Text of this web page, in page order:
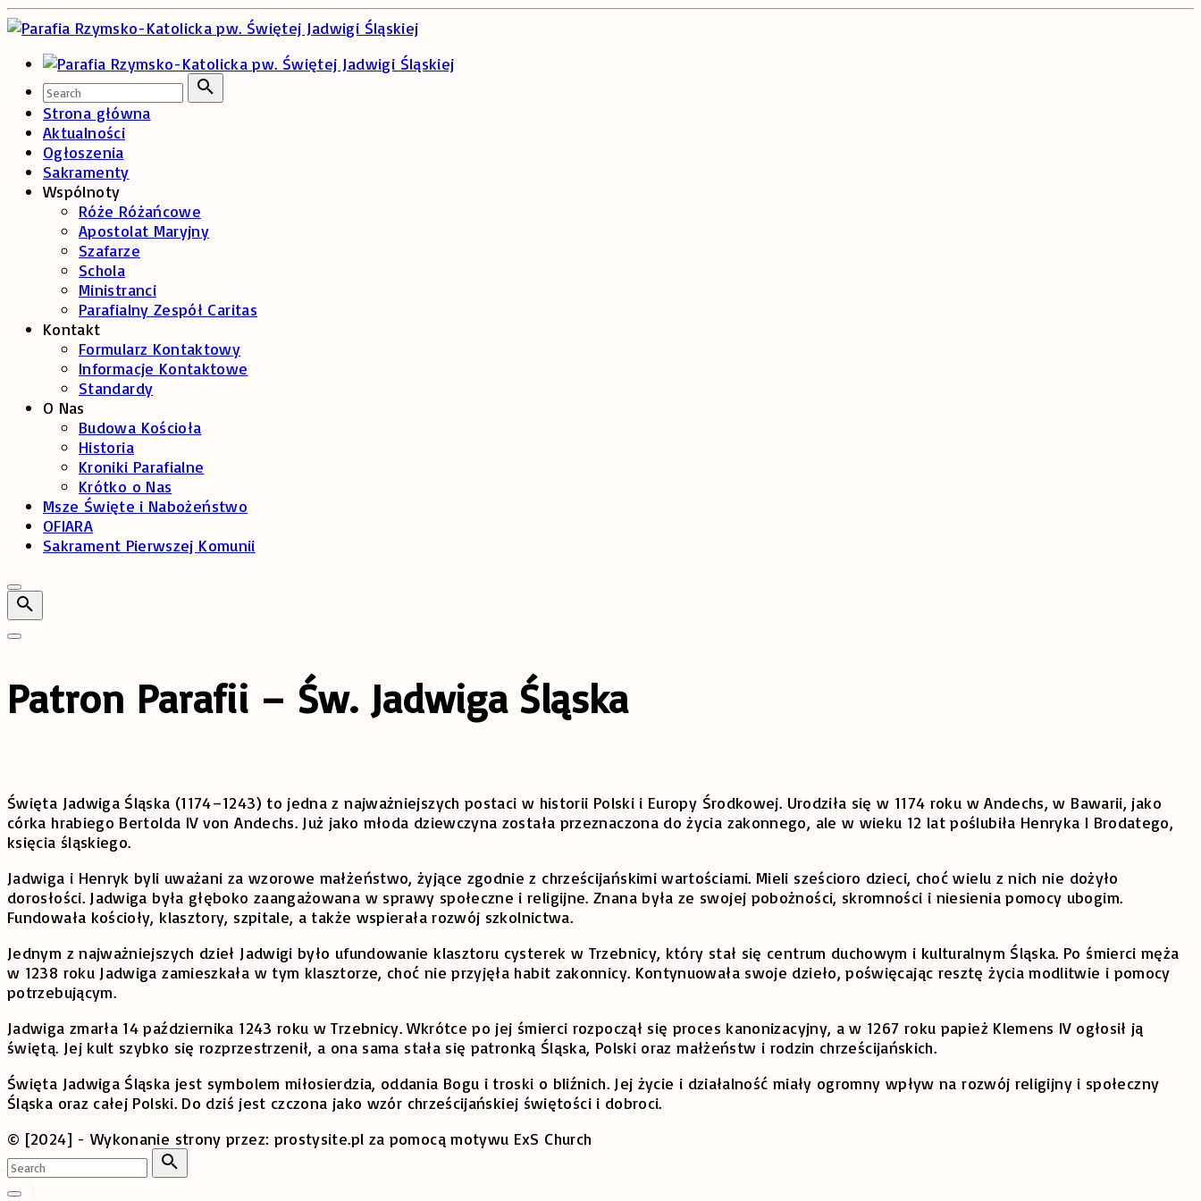
Skip
to
content
Search
Search
for:
Strona główna
Aktualności
Ogłoszenia
Sakramenty
Wspólnoty
Róże Różańcowe
Apostolat Maryjny
Szafarze
Schola
Ministranci
Parafialny Zespół Caritas
Kontakt
Formularz Kontaktowy
Informacje Kontaktowe
Standardy
O Nas
Budowa Kościoła
Historia
Kroniki Parafialne
Krótko o Nas
Msze Święte i Nabożeństwo
OFIARA
Sakrament Pierwszej Komunii
Patron Parafii – Św. Jadwiga Śląska
Święta Jadwiga Śląska (1174–1243) to jedna z najważniejszych postaci w historii Polski i Europy Środkowej. Urodziła się w 1174 roku w Andechs, w Bawarii, jako
córka hrabiego Bertolda IV von Andechs. Już jako młoda dziewczyna została przeznaczona do życia zakonnego, ale w wieku 12 lat poślubiła Henryka I Brodatego,
księcia śląskiego.
Jadwiga i Henryk byli uważani za wzorowe małżeństwo, żyjące zgodnie z chrześcijańskimi wartościami. Mieli sześcioro dzieci, choć wielu z nich nie dożyło
dorosłości. Jadwiga była głęboko zaangażowana w sprawy społeczne i religijne. Znana była ze swojej pobożności, skromności i niesienia pomocy ubogim.
Fundowała kościoły, klasztory, szpitale, a także wspierała rozwój szkolnictwa.
Jednym z najważniejszych dzieł Jadwigi było ufundowanie klasztoru cysterek w Trzebnicy, który stał się centrum duchowym i kulturalnym Śląska. Po śmierci męża
w 1238 roku Jadwiga zamieszkała w tym klasztorze, choć nie przyjęła habit zakonnicy. Kontynuowała swoje dzieło, poświęcając resztę życia modlitwie i pomocy
potrzebującym.
Jadwiga zmarła 14 października 1243 roku w Trzebnicy. Wkrótce po jej śmierci rozpoczął się proces kanonizacyjny, a w 1267 roku papież Klemens IV ogłosił ją
świętą. Jej kult szybko się rozprzestrzenił, a ona sama stała się patronką Śląska, Polski oraz małżeństw i rodzin chrześcijańskich.
Święta Jadwiga Śląska jest symbolem miłosierdzia, oddania Bogu i troski o bliźnich. Jej życie i działalność miały ogromny wpływ na rozwój religijny i społeczny
Śląska oraz całej Polski. Do dziś jest czczona jako wzór chrześcijańskiej świętości i dobroci.
© [2024] - Wykonanie strony przez: prostysite.pl za pomocą motywu ExS Church
Search
Search
for:
Go